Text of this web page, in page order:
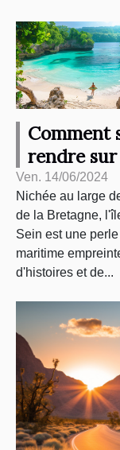
Comment
rendre
de Sein :
et conseils
Ven. 14/06/2024
Nichée au large
de la Bretagne,
Sein est une perle
maritime
d'histoires et de...